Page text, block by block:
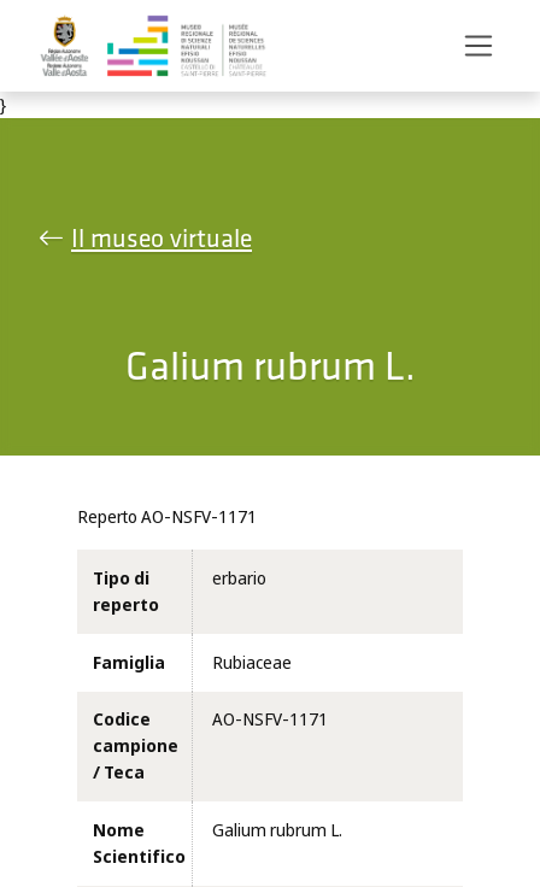
Salta al contenuto principale
}
Il museo virtuale
Galium rubrum L.
Reperto AO-NSFV-1171
Tipo di
reperto
erbario
Famiglia Rubiaceae
Codice
campione
/ Teca
AO-NSFV-1171
Nome
Scientifico
Galium rubrum L.